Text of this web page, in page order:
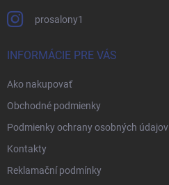
prosalony1
INFORMÁCIE PRE VÁS
Ako nakupovať
Obchodné podmienky
Podmienky ochrany osobných údajov
Kontakty
Reklamační podmínky